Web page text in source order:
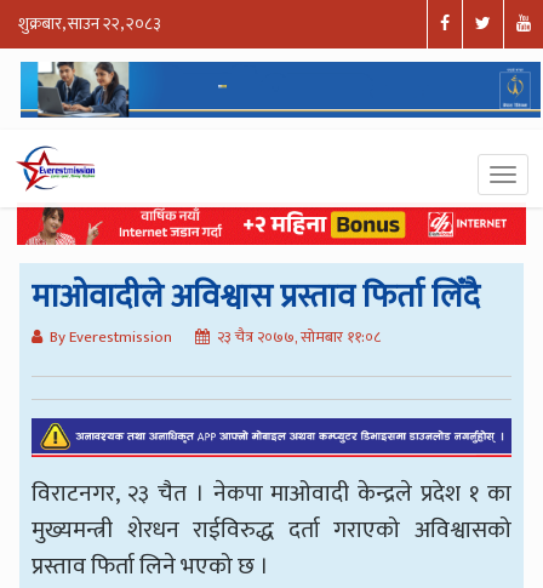
शुक्रबार, साउन २२, २०८३
माओवादीले अविश्वास प्रस्ताव फिर्ता लिँदै
By Everestmission २३ चैत्र २०७७, सोमबार ११:०८
विराटनगर, २३ चैत । नेकपा माओवादी केन्द्रले प्रदेश १ का
मुख्यमन्त्री शेरधन राईविरुद्ध दर्ता गराएको अविश्वासको
प्रस्ताव फिर्ता लिने भएको छ ।